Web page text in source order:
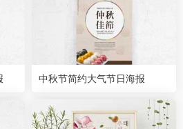
中秋节简约大气节日海报